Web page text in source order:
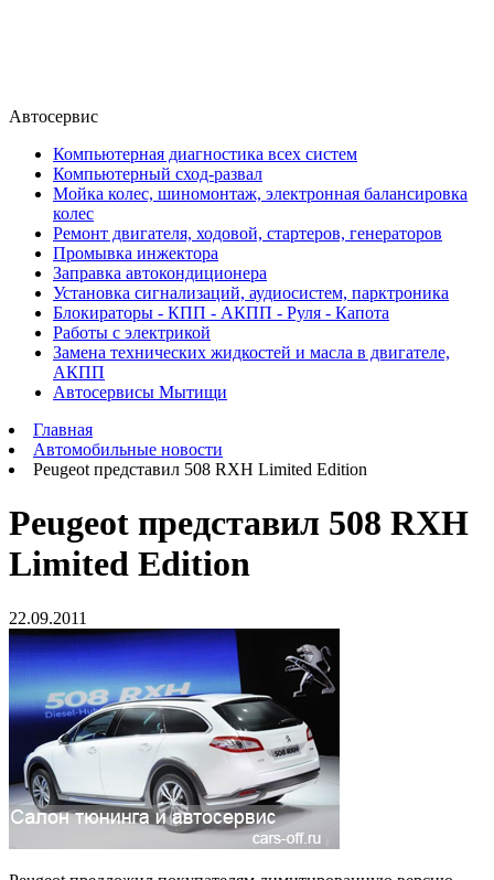
Автосервис
Компьютерная диагностика всех систем
Компьютерный сход-развал
Мойка колес, шиномонтаж, электронная балансировка
колес
Ремонт двигателя, ходовой, стартеров, генераторов
Промывка инжектора
Заправка автокондиционера
Установка сигнализаций, аудиосистем, парктроника
Блокираторы - КПП - АКПП - Руля - Капота
Работы с электрикой
Замена технических жидкостей и масла в двигателе,
АКПП
Автосервисы Мытищи
Главная
Автомобильные новости
Peugeot представил 508 RXH Limited Edition
Peugeot представил 508 RXH
Limited Edition
22.09.2011